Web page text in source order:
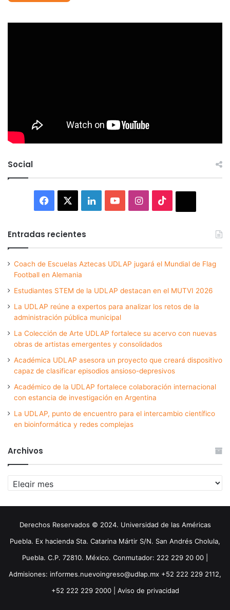
Social
Facebook LinkedInYouTubeInstagram
Entradas recientes
Coach de Escuelas Aztecas UDLAP jugará el Mundial de Flag
Football en Alemania
Estudiantes STEM de la UDLAP destacan en el MUTVI 2026
La UDLAP reúne a expertos para analizar los retos de la
administración pública municipal
La Colección de Arte UDLAP fortalece su acervo con nuevas
obras de artistas emergentes y consolidados
Académica UDLAP asesora un proyecto que creará dispositivo
capaz de clasificar episodios ansioso-depresivos
Académico de la UDLAP fortalece colaboración internacional
con estancia de investigación en Argentina
La UDLAP, punto de encuentro para el intercambio científico
en bioinformática y redes complejas
Archivos
Archivos
Derechos Reservados © 2024. Universidad de las Américas
Puebla. Ex hacienda Sta. Catarina Mártir S/N. San Andrés Cholula,
Puebla. C.P. 72810. México. Conmutador: 222 229 20 00 |
Admisiones: informes.nuevoingreso@udlap.mx +52 222 229 2112,
+52 222 229 2000 | Aviso de privacidad